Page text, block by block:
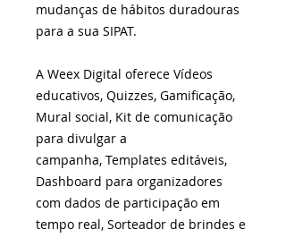
mudanças de hábitos duradouras
para a sua SIPAT.
A Weex Digital oferece Vídeos
educativos, Quizzes, Gamificação,
Mural social, Kit de comunicação
para divulgar a
campanha, Templates editáveis,
Dashboard para organizadores
com dados de participação em
tempo real, Sorteador de brindes e